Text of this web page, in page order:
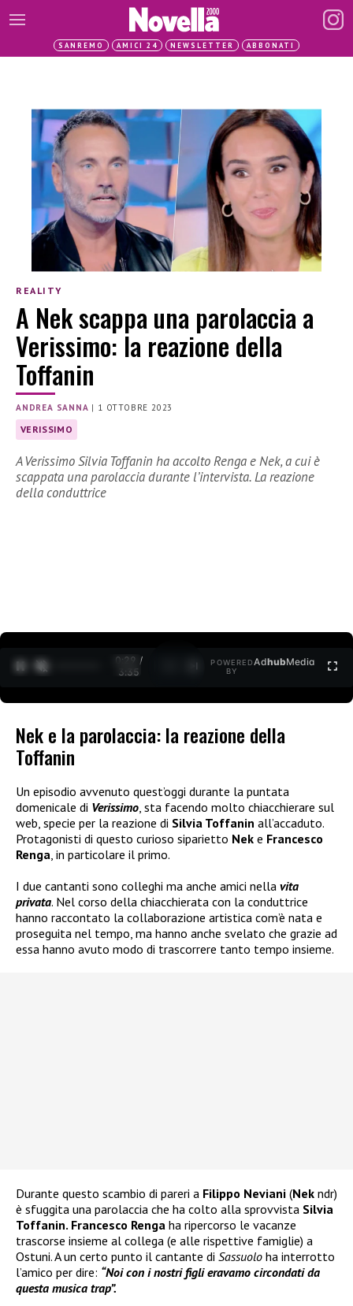
SANREMO AMICI 24 NEWSLETTER ABBONATI
REALITY
A Nek scappa una parolaccia a
Verissimo: la reazione della
Toffanin
ANDREA SANNA | 1 OTTOBRE 2023
VERISSIMO
A Verissimo Silvia Toffanin ha accolto Renga e Nek, a cui è
scappata una parolaccia durante l’intervista. La reazione
della conduttrice
0:30 /
3:35
POWERED
BY
AdhubMedia
Nek e la parolaccia: la reazione della
Toffanin
Un episodio avvenuto quest’oggi durante la puntata
domenicale di Verissimo, sta facendo molto chiacchierare sul
web, specie per la reazione di Silvia Toffanin all’accaduto.
Protagonisti di questo curioso siparietto Nek e Francesco
Renga, in particolare il primo.
I due cantanti sono colleghi ma anche amici nella vita
privata. Nel corso della chiacchierata con la conduttrice
hanno raccontato la collaborazione artistica com’è nata e
proseguita nel tempo, ma hanno anche svelato che grazie ad
essa hanno avuto modo di trascorrere tanto tempo insieme.
Durante questo scambio di pareri a Filippo Neviani (Nek ndr)
è sfuggita una parolaccia che ha colto alla sprovvista Silvia
Toffanin. Francesco Renga ha ripercorso le vacanze
trascorse insieme al collega (e alle rispettive famiglie) a
Ostuni. A un certo punto il cantante di Sassuolo ha interrotto
l’amico per dire: “Noi con i nostri figli eravamo circondati da
questa musica trap”.